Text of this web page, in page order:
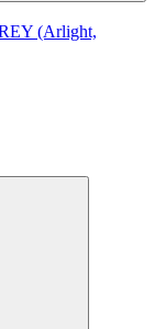
(Arlight,